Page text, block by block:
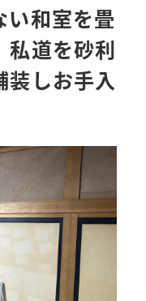
和室を畳
私道を砂利
装しお手入